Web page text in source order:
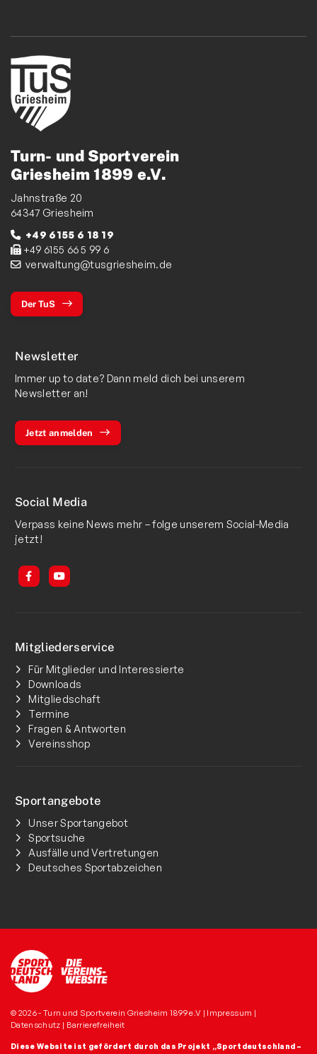
Turn- und Sportverein
Griesheim 1899 e.V.
Jahnstraße 20
64347 Griesheim
+49 6155 6 18 19
+49 6155 66 5 99 6
verwaltung@tusgriesheim.de
Der TuS
Newsletter
Immer up to date? Dann meld dich bei unserem
Newsletter an!
Jetzt anmelden
Social Media
Verpass keine News mehr – folge unserem Social-Media
jetzt!
Mitgliederservice
Für Mitglieder und Interessierte
Downloads
Mitgliedschaft
Termine
Fragen & Antworten
Vereinsshop
Sportangebote
Unser Sportangebot
Sportsuche
Ausfälle und Vertretungen
Deutsches Sportabzeichen
© 2026 - Turn und Sportverein Griesheim 1899 e.V | Impressum |
Datenschutz | Barrierefreiheit
Diese Website ist gefördert durch das Projekt „Sportdeutschland –